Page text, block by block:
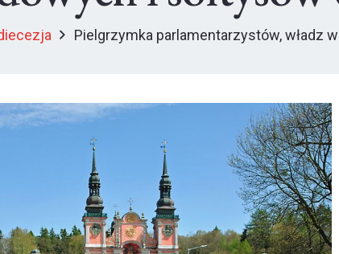
Pielgrzymka parlamentarzystów, władz